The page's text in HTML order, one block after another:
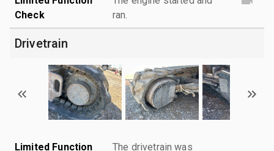
Check
ran.
Drivetrain
Limited Function
The drivetrain was